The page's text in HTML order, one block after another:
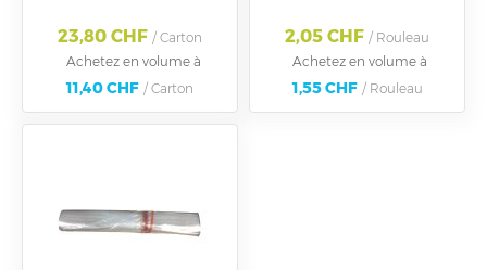
23,80 CHF / Carton
Achetez en volume à
11,40 CHF / Carton
2,05 CHF / Rouleau
Achetez en volume à
1,55 CHF / Rouleau